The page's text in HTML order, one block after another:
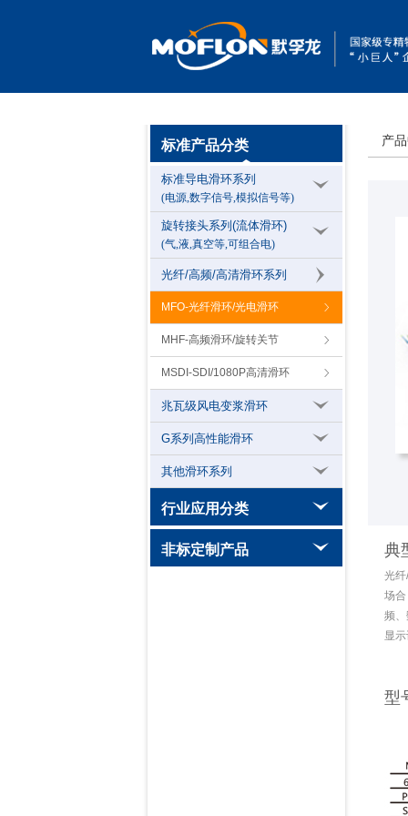
标准产品分类
标准导电滑环系列
(电源,数字信号,模拟信号等)
旋转接头系列(流体滑环)
(气,液,真空等,可组合电)
光纤/高频/高清滑环系列
MFO-光纤滑环/光电滑环
MHF-高频滑环/旋转关节
MSDI-SDI/1080P高清滑环
兆瓦级风电变浆滑环
G系列高性能滑环
其他滑环系列
行业应用分类
人形机器人专用旋转导电关节
非标定制产品
产
典
光
场
频
显
型